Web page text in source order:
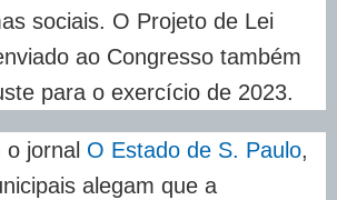
sociais. O Projeto de Lei
ao Congresso também
para o exercício de 2023.
jornal O Estado de S. Paulo,
alegam que a